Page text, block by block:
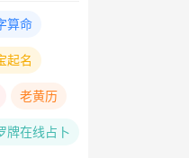
算命
起名
老黄历
牌在线占卜